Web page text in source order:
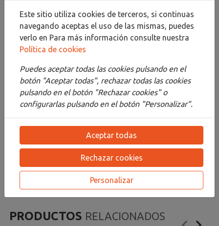
Descripción
Detalles
Opiniones
EL MEJOR PINCEL DE CERDA PARA OLEO. El pincel
fabricado en cerda, es el que desde siempre y de
forma tradicional se ha utilizado para pintar al óleo.
Nuestra cerda se extrae del cerdo chino de
Chungking de color blanco y es de la más alta
calidad que se puede encontrar. Su natural dureza
responde perfectamente para la técnica del óleo y el
acrílico más o menos densos. DUREZA MAXIMA
PRODUCTOS RELACIONADOS
Este sitio utiliza cookies de terceros, si continuas
navegando aceptas el uso de las mismas, puedes
verlo en Para más información consulte nuestra
Política de cookies
Puedes aceptar todas las cookies pulsando en el
botón "Aceptar todas", rechazar todas las cookies
pulsando en el botón "Rechazar cookies" o
configurarlas pulsando en el botón "Personalizar".
Aceptar todas
Rechazar cookies
Personalizar